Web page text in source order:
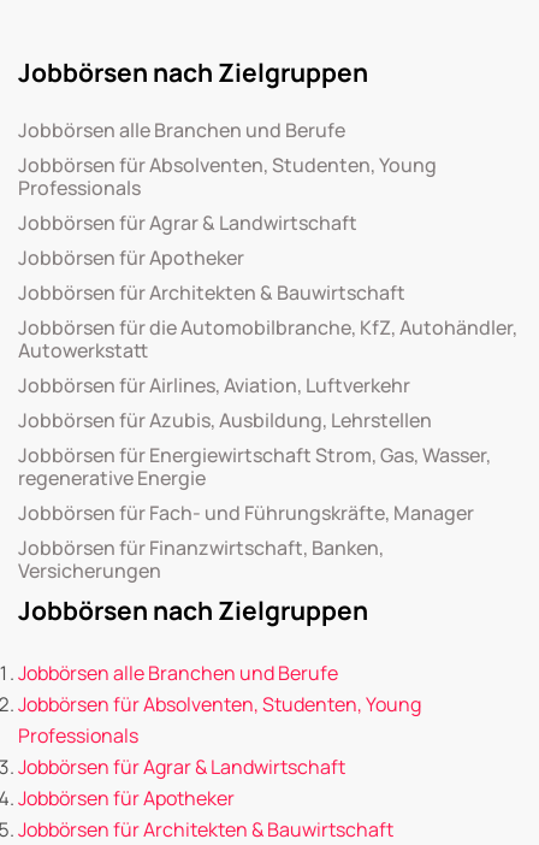
Jobbörsen nach Zielgruppen
Jobbörsen alle Branchen und Berufe
Jobbörsen für Absolventen, Studenten, Young
Professionals
Jobbörsen für Agrar & Landwirtschaft
Jobbörsen für Apotheker
Jobbörsen für Architekten & Bauwirtschaft
Jobbörsen für die Automobilbranche, KfZ, Autohändler,
Autowerkstatt
Jobbörsen für Airlines, Aviation, Luftverkehr
Jobbörsen für Azubis, Ausbildung, Lehrstellen
Jobbörsen für Energiewirtschaft Strom, Gas, Wasser,
regenerative Energie
Jobbörsen für Fach- und Führungskräfte, Manager
Jobbörsen für Finanzwirtschaft, Banken,
Versicherungen
Jobbörsen nach Zielgruppen
Jobbörsen alle Branchen und Berufe
Jobbörsen für Absolventen, Studenten, Young
Professionals
Jobbörsen für Agrar & Landwirtschaft
Jobbörsen für Apotheker
Jobbörsen für Architekten & Bauwirtschaft